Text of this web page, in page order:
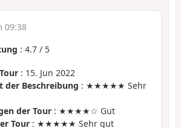
09:38
: 4.7 / 5
: 15. Jun 2022
der Beschreibung : ★★★★★ Sehr
der Tour : ★★★★☆ Gut
Tour : ★★★★★ Sehr gut